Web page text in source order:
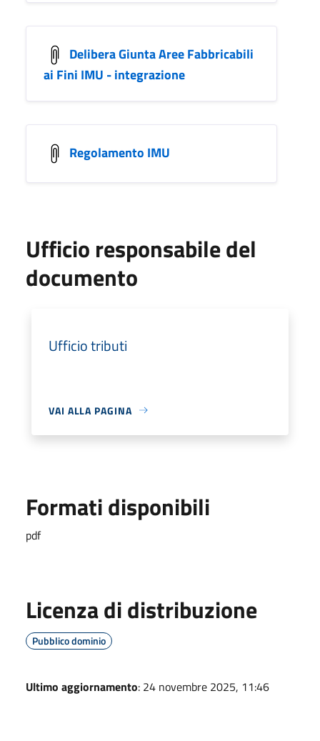
Delibera Giunta Aree Fabbricabili
ai Fini IMU - integrazione
Regolamento IMU
Ufficio responsabile del
documento
Ufficio tributi
VAI ALLA PAGINA
Formati disponibili
pdf
Licenza di distribuzione
Pubblico dominio
Ultimo aggiornamento: 24 novembre 2025, 11:46